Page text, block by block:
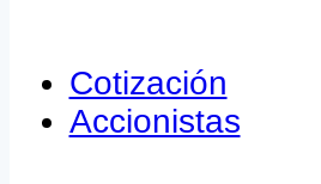
Cotización
Accionistas